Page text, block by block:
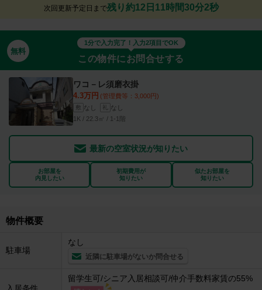
次回更新予定日まで残り約12日11時間30分1秒
無料
1分で入力完了！入力2項目でOK
この物件にお問合せする
ワコ－レ須磨衣掛
4.3万円 (管理費等：3,000円)
敷 なし 礼 なし
1K / 22.3㎡ / 1-1階
最新の空室状況が知りたい
お部屋を
内見したい
初期費用が
知りたい
似たお部屋を
知りたい
物件概要
駐車場
なし
近隣に駐車場がないか問合せる
入居条件
留学生可/シニア入居相談可/仲介手数料家賃の55%